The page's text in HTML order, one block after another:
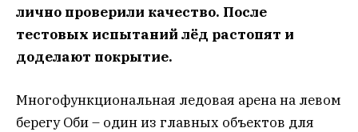
лично проверили качество. После
тестовых испытаний лёд растопят и
доделают покрытие.
Многофункциональная ледовая арена на левом
берегу Оби – один из главных объектов для